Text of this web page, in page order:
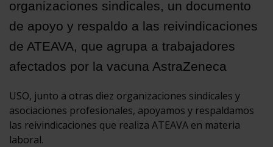
organizaciones sindicales, un documento
de apoyo y respaldo a las reivindicaciones
de ATEAVA, que agrupa a trabajadores
afectados por la vacuna AstraZeneca
USO, junto a otras diez organizaciones sindicales y
asociaciones profesionales, apoyamos y respaldamos
las reivindicaciones que realiza ATEAVA en materia
laboral.